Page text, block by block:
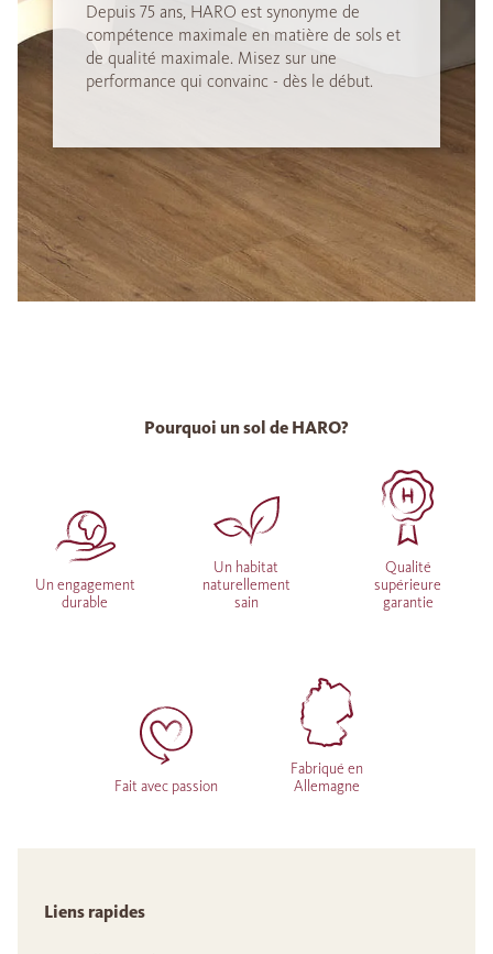
Depuis 75 ans, HARO est synonyme de
compétence maximale en matière de sols et
de qualité maximale. Misez sur une
performance qui convainc - dès le début.
Pourquoi un sol de HARO?
Un engagement
durable
Un habitat
naturellement
sain
Qualité
supérieure
garantie
Fait avec passion
Fabriqué en
Allemagne
Liens rapides